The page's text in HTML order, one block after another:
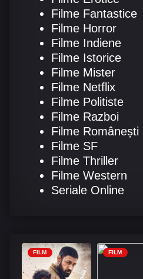
Filme Fantastice
Filme Horror
Filme Indiene
Filme Istorice
Filme Mister
Filme Netflix
Filme Politiste
Filme Razboi
Filme Românești
Filme SF
Filme Thriller
Filme Western
Seriale Online
FILM FILM